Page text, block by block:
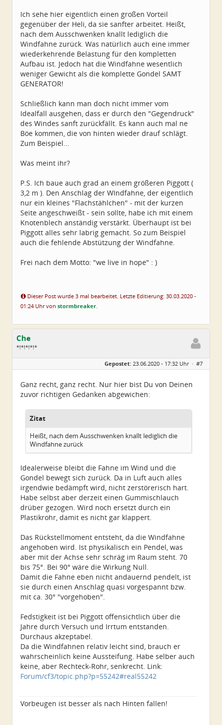
Ich sehe hier eigentlich einen großen Vorteil
gegenüber der Heli, da sie sanfter arbeitet. Heißt,
nach dem Ausschwenken knallt lediglich die
Windfahne zurück. Was natürlich auch eine immer
wiederkehrende Belastung für den kompletten
Aufbau ist. Jedoch hat die Windfahne wesentlich
weniger Gewicht als die komplette Gondel SAMT
GENERATOR!
Schließlich kann man doch nicht immer vom
Idealfall ausgehen, dass er durch den "Gegendruck"
des Windes sanft zurückfällt. Es kann auch mal ne
Böe kommen, die von hinten wieder drauf schlägt.
Zum Beispiel...
Was meint ihr?
P.S. Ich baue auch grad an einem größeren Piggott (
3,2 m ). Den Anschlag der WIndfahne, der eigentlich
nur ein kleines "Flachstählchen" - mit der kurzen
Seite angeschweißt - sein sollte, habe ich mit einem
Knotenblech anständig verstärkt. Überhaupt ist bei
Piggott alles sehr labrig gemacht. So zum Beispiel
auch die fehlende Abstützung der Windfahne.
Frei nach dem Motto: "we live in hope" : )
Dieser Post wurde 3 mal bearbeitet. Letzte Editierung: 30.03.2020 -
01:24 Uhr von stormbreaker.
Che
*!*!*!*!*
Geschlecht:
Alter:
72
Dabei seit:
06 / 2014
Gepostet: 23.06.2020 - 17:32 Uhr · #7
Ganz recht, ganz recht. Nur hier bist Du von Deinen
zuvor richtigen Gedanken abgewichen:
Zitat
Heißt, nach dem Ausschwenken knallt lediglich die
Windfahne zurück
Idealerweise bleibt die Fahne im Wind und die
Gondel bewegt sich zurück. Da in Luft auch alles
irgendwie bedämpft wird, nicht zerstörerisch hart.
Habe selbst aber derzeit einen Gummischlauch
drüber gezogen. Wird noch ersetzt durch ein
Plastikrohr, damit es nicht gar klappert.
Das Rückstellmoment entsteht, da die Windfahne
angehoben wird. Ist physikalisch ein Pendel, was
aber mit der Achse sehr schräg im Raum steht. 70
bis 75°. Bei 90° wäre die Wirkung Null.
Damit die Fahne eben nicht andauernd pendelt, ist
sie durch einen Anschlag quasi vorgespannt bzw.
mit ca. 30° "vorgehoben".
Fedstigkeit ist bei Piggott offensichtlich über die
Jahre durch Versuch und Irrtum entstanden.
Durchaus akzeptabel.
Da die Windfahnen relativ leicht sind, brauch er
wahrscheinlich keine Aussteifung. Habe selber auch
keine, aber Rechteck-Rohr, senkrecht. Link:
Forum/cf3/topic.php?p=55242#real55242
Vorbeugen ist besser als nach Hinten fallen!